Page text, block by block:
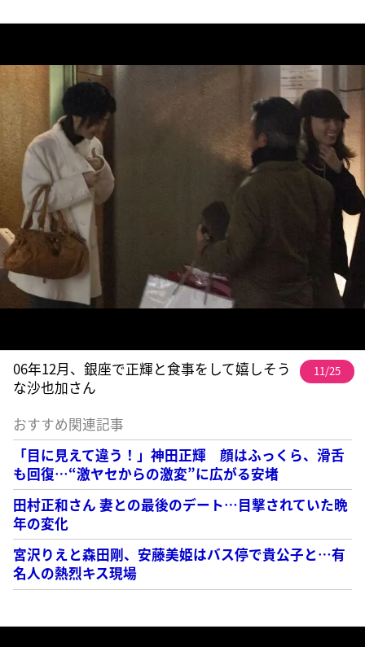
06年12月、銀座で正輝と食事をして嬉しそう
な沙也加さん
11/25
おすすめ関連記事
「目に見えて違う！」神田正輝 顔はふっくら、滑舌
も回復…“激ヤセからの激変”に広がる安堵
田村正和さん 妻との最後のデート…目撃されていた晩
年の変化
宮沢りえと森田剛、安藤美姫はバス停で貴公子と…有
名人の熱烈キス現場